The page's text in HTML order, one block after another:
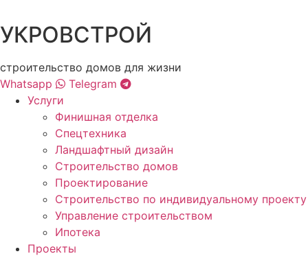
УКРОВСТРОЙ
строительство домов для жизни
Whatsapp
Telegram
Услуги
Финишная отделка
Спецтехника
Ландшафтный дизайн
Строительство домов
Проектирование
Строительство по индивидуальному проекту
Управление строительством
Ипотека
Проекты